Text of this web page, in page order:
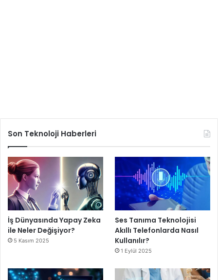
Son Teknoloji Haberleri
İş Dünyasında Yapay Zeka
ile Neler Değişiyor?
5 Kasım 2025
Ses Tanıma Teknolojisi
Akıllı Telefonlarda Nasıl
Kullanılır?
1 Eylül 2025